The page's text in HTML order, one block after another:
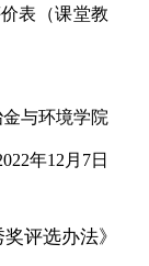
表（课堂教
金与环境学院
年12月7日
评选办法》